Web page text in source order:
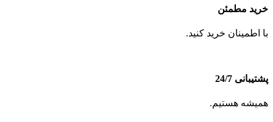
خرید مطمئن
با اطمینان خرید کنید.
پشتیبانی 24/7
همیشه هستیم.